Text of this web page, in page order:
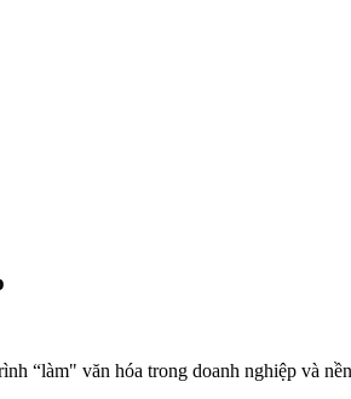
“làm" văn hóa trong doanh nghiệp và